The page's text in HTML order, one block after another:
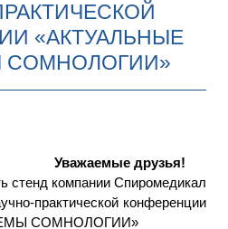
«АКТУАЛЬНЫЕ
СОМНОЛОГИИ»
Уважаемые друзья!
стенд компании Спиромедикал
практической конференции
СОМНОЛОГИИ»